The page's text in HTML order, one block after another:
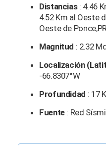
Distancias: 4.46
4.52 Km al Oeste
Oeste de Ponce,PR
Magnitud : 2.32
Localización
-66.8307°W
Profundidad : 17
Fuente: Red